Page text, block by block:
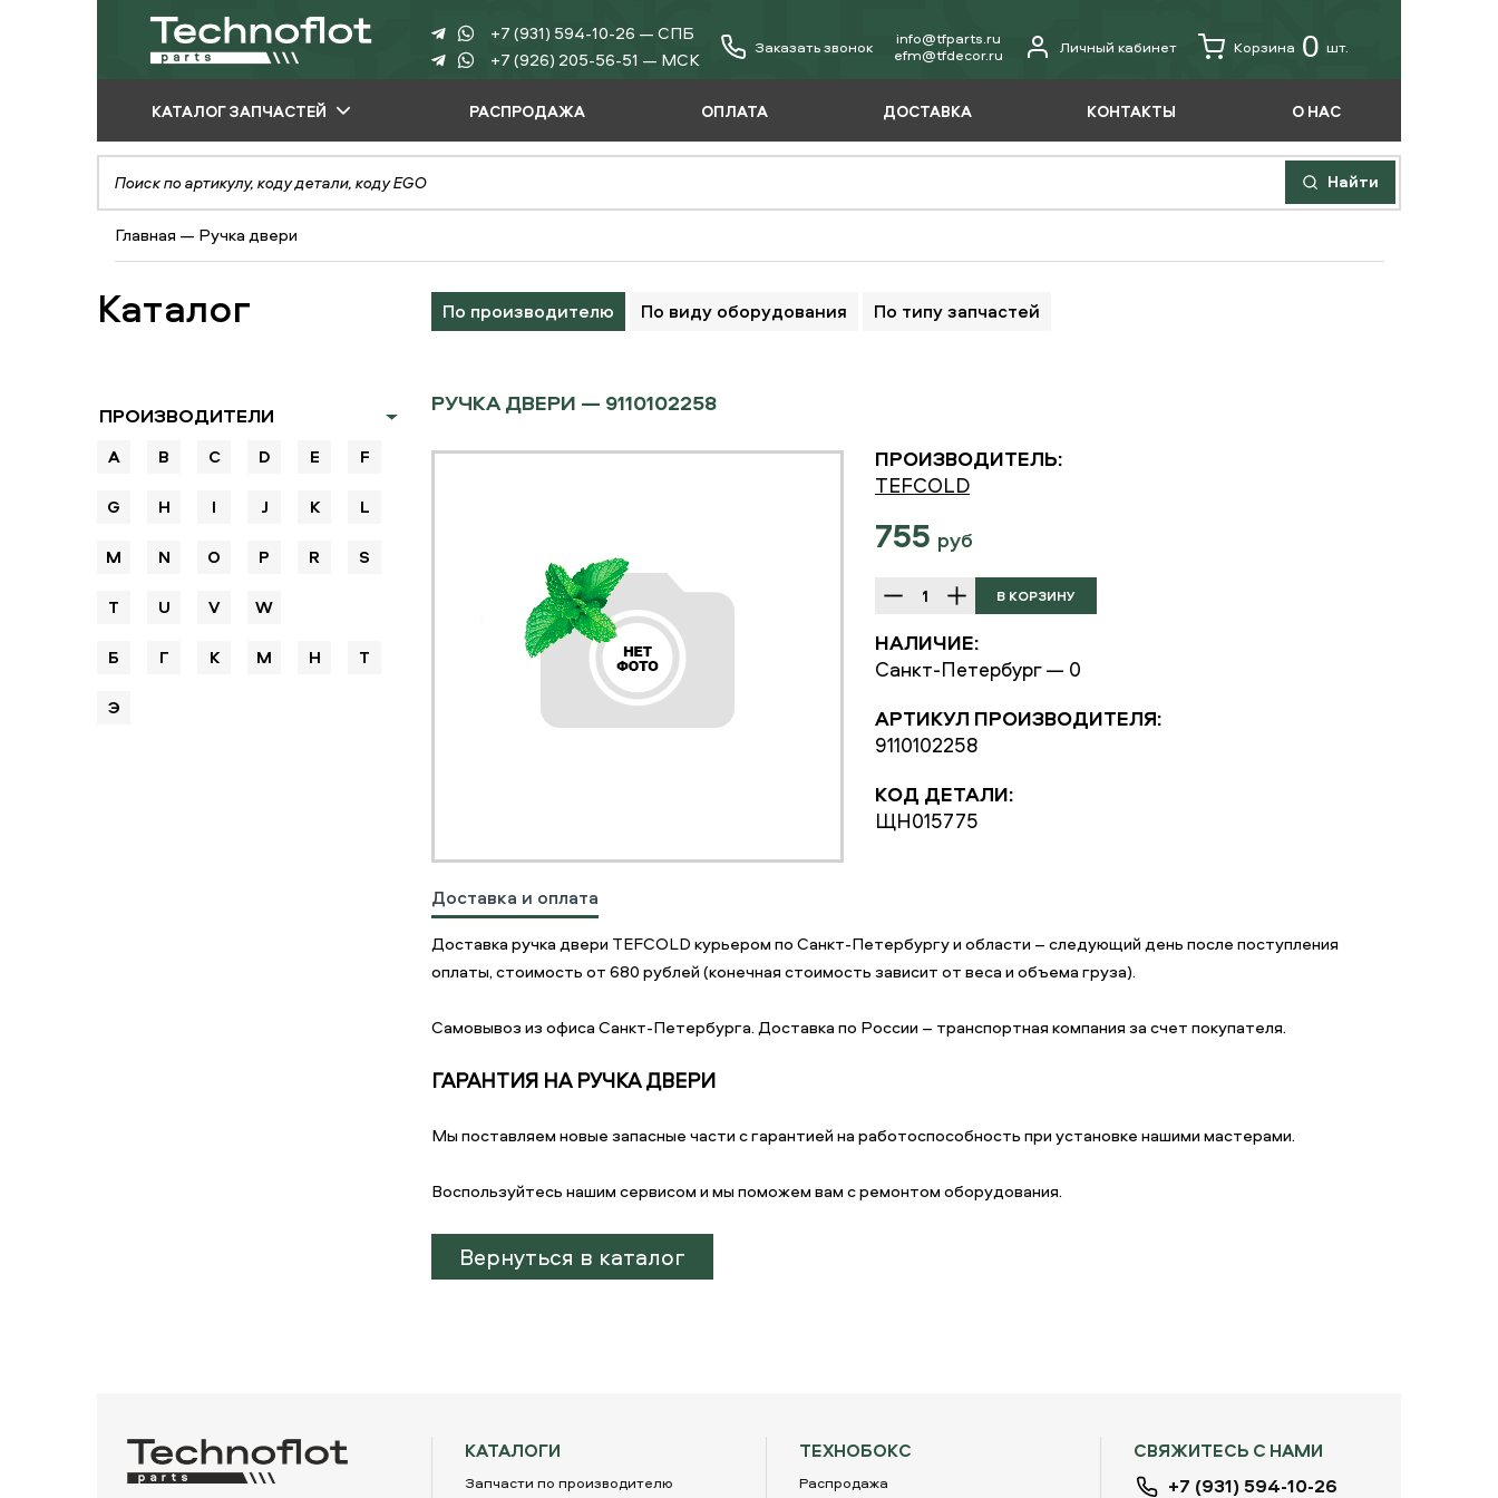
+7 (931) 594-10-26 — СПБ
+7 (926) 205-56-51 — МСК
Заказать звонок
info@tfparts.ru
еfm@tfdecor.ru
Личный кабинет Корзина 0 шт.
КАТАЛОГ ЗАПЧАСТЕЙ
ПО ПРОИЗВОДИТЕЛЮ
ПО ВИДУ
ОБОРУДОВАНИЯ
ПО ТИПУ ЗАПЧАСТЕЙ
РАСПРОДАЖА ОПЛАТА ДОСТАВКА КОНТАКТЫ О НАС
Найти
Главная — Ручка двери
Каталог По производителю По виду оборудования По типу запчастей
ПРОИЗВОДИТЕЛИ
A B C D E F
G H I J K L
M N O P R S
T U V W
Б Г К М Н Т
Э
РУЧКА ДВЕРИ — 9110102258
ПРОИЗВОДИТЕЛЬ:
TEFCOLD
755 руб
НАЛИЧИЕ:
Санкт-Петербург — 0
АРТИКУЛ ПРОИЗВОДИТЕЛЯ:
9110102258
КОД ДЕТАЛИ:
ЩН015775
Доставка и оплата
Доставка ручка двери TEFCOLD курьером по Санкт-Петербургу и области – следующий день после поступления
оплаты, стоимость от 680 рублей (конечная стоимость зависит от веса и объема груза).
Самовывоз из офиса Санкт-Петербурга. Доставка по России – транспортная компания за счет покупателя.
ГАРАНТИЯ НА РУЧКА ДВЕРИ
Мы поставляем новые запасные части с гарантией на работоспособность при установке нашими мастерами.
Воспользуйтесь нашим сервисом и мы поможем вам с ремонтом оборудования.
Вернуться в каталог
СВЯЖИТЕСЬ С НАМИ
+7 (931) 594-10-26
ТЕХНОБОКС
Распродажа
КАТАЛОГИ
Запчасти по производителю